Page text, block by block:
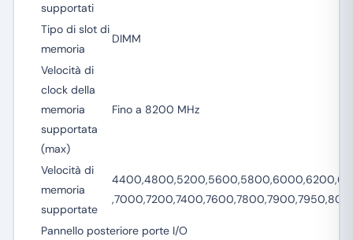
supportati
Tipo di slot di
memoria
DIMM
Velocità di
clock della
memoria
supportata
(max)
Fino a 8200 MHz
Velocità di
memoria
supportate
Pannello posteriore porte I/O